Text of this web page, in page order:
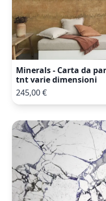
Minerals - Carta da
tnt varie dimensioni
245,00 €